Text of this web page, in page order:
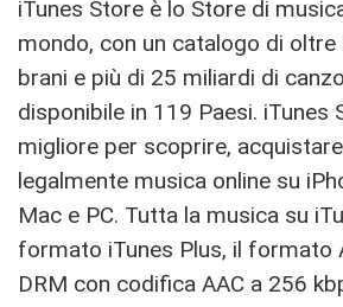
iTunes Store è lo Store di
mondo, con un catalogo di oltre
brani e più di 25 miliardi di
disponibile in 119 Paesi. iTunes
migliore per scoprire,
legalmente musica online su
Mac e PC. Tutta la musica su
formato iTunes Plus, il formato
DRM con codifica AAC a 256